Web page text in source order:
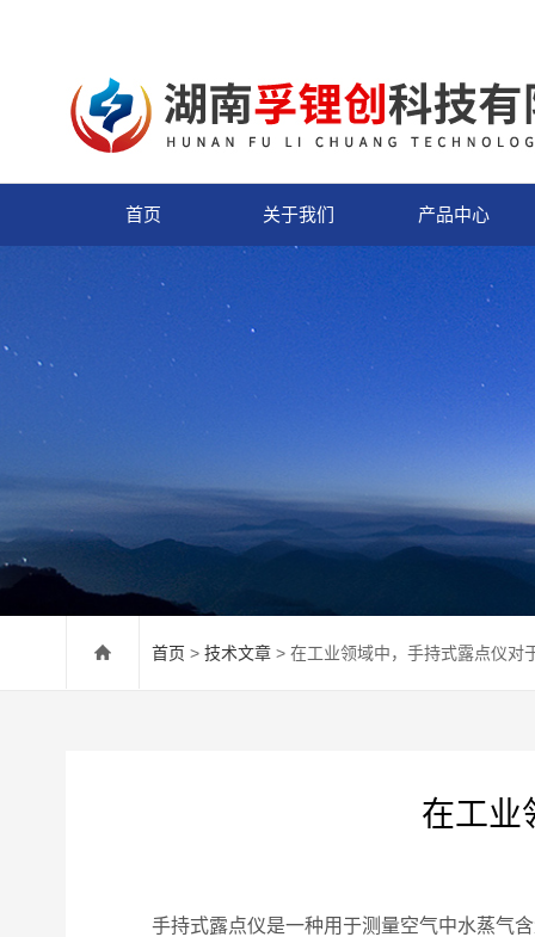
首页 关于我们 产品中心
首页 > 技术文章 > 在工业领域中，手持式露点仪对
在工业
手持式露点仪是一种用于测量空气中水蒸气含